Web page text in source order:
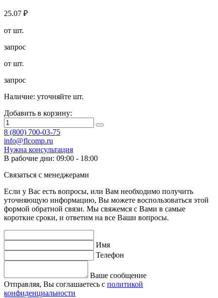
25.07 ₽
от шт.
запрос
от шт.
запрос
Наличие: уточняйте шт.
Добавить в корзину:
8 (800) 700-03-75
info@flcomp.ru
Нужна консультация
В рабочие дни: 09:00 - 18:00
Связаться с менеджерами
Если у Вас есть вопросы, или Вам необходимо получить
уточняющую информацию, Вы можете воспользоваться этой
формой обратной связи. Мы свяжемся с Вами в самые
короткие сроки, и ответим на все Ваши вопросы.
Имя
Телефон
Ваше сообщение
Отправляя, Вы соглашаетесь с политикой
конфиденциальности